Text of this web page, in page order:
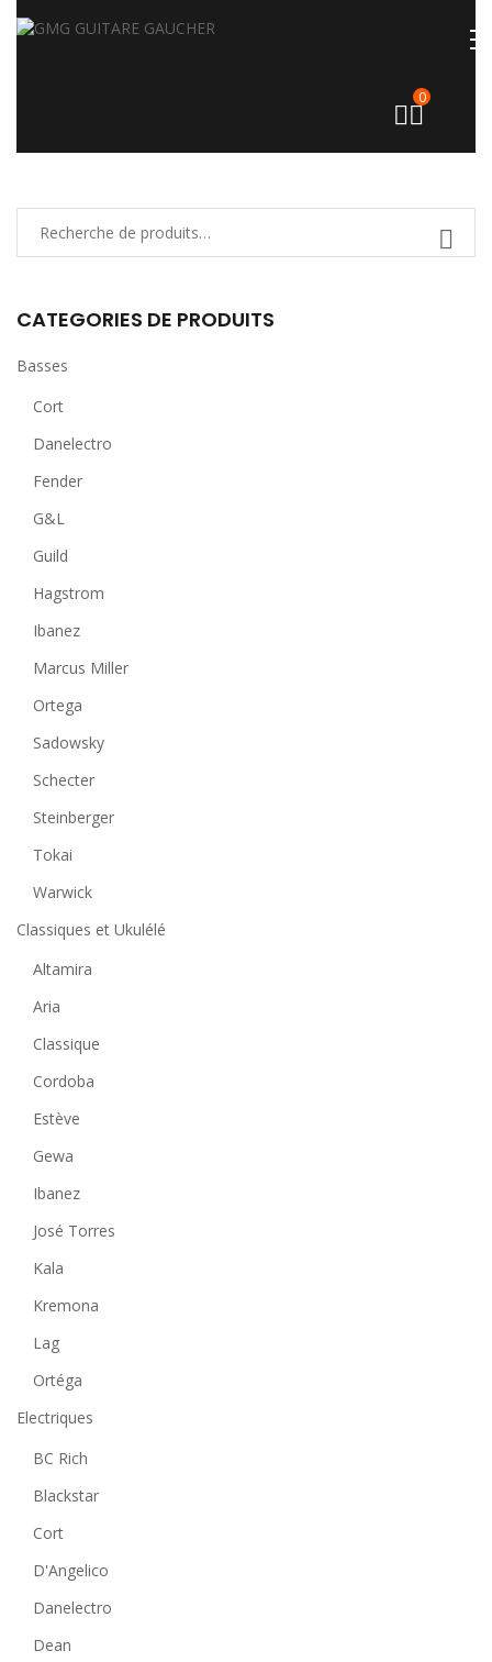
0
CATEGORIES DE PRODUITS
Basses
Cort
Danelectro
Fender
G&L
Guild
Hagstrom
Ibanez
Marcus Miller
Ortega
Sadowsky
Schecter
Steinberger
Tokai
Warwick
Classiques et Ukulélé
Altamira
Aria
Classique
Cordoba
Estève
Gewa
Ibanez
José Torres
Kala
Kremona
Lag
Ortéga
Electriques
BC Rich
Blackstar
Cort
D'Angelico
Danelectro
Dean